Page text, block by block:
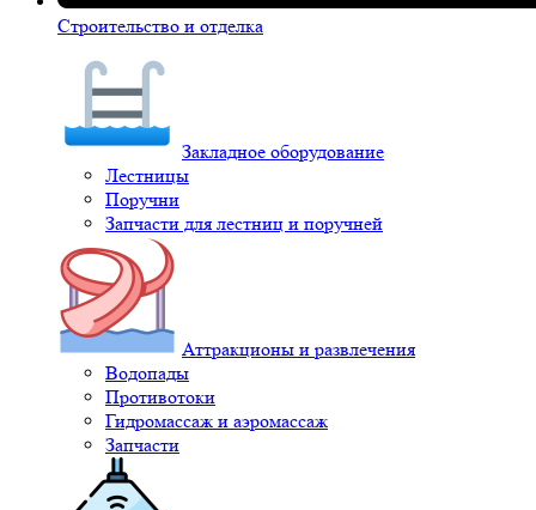
Строительство и отделка
Закладное оборудование
Лестницы
Поручни
Запчасти для лестниц и поручней
Аттракционы и развлечения
Водопады
Противотоки
Гидромассаж и аэромассаж
Запчасти